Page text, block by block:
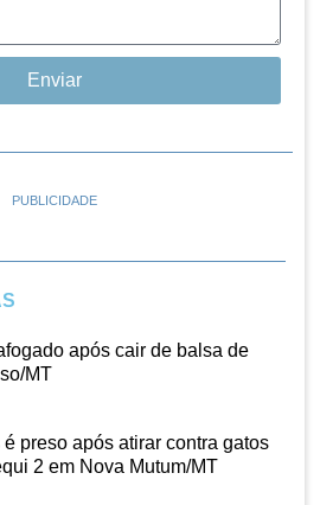
Enviar
PUBLICIDADE
após cair de balsa de
MT
preso após atirar contra gatos
2 em Nova Mutum/MT